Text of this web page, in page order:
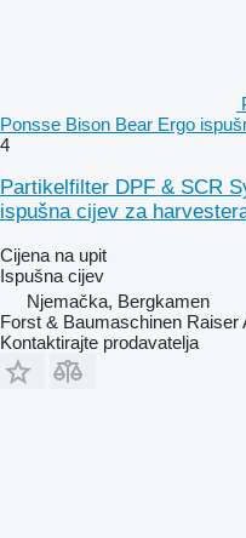
Ponsse Bison Bear Ergo
4
Partikelfilter DPF & SCR
ispušna cijev za
Cijena na upit
Ispušna cijev
Njemačka, Bergkamen
Forst & Baumaschinen Raiser
Kontaktirajte prodavatelja